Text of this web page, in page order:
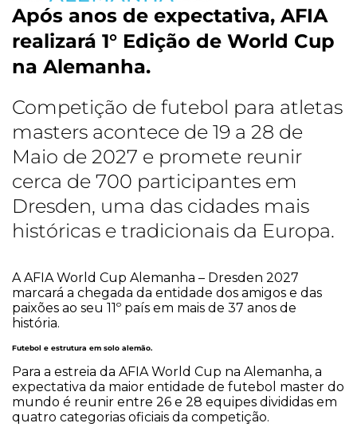
Após anos de expectativa, AFIA
realizará 1° Edição de World Cup
na Alemanha.
Competição de futebol para atletas
masters acontece de 19 a 28 de
Maio de 2027 e promete reunir
cerca de 700 participantes em
Dresden, uma das cidades mais
históricas e tradicionais da Europa.
A AFIA World Cup Alemanha – Dresden 2027
marcará a chegada da entidade dos amigos e das
paixões ao seu 11º país em mais de 37 anos de
história.
Futebol e estrutura em solo alemão.
Para a estreia da AFIA World Cup na Alemanha, a
expectativa da maior entidade de futebol master do
mundo é reunir entre 26 e 28 equipes divididas em
quatro categorias oficiais da competição.